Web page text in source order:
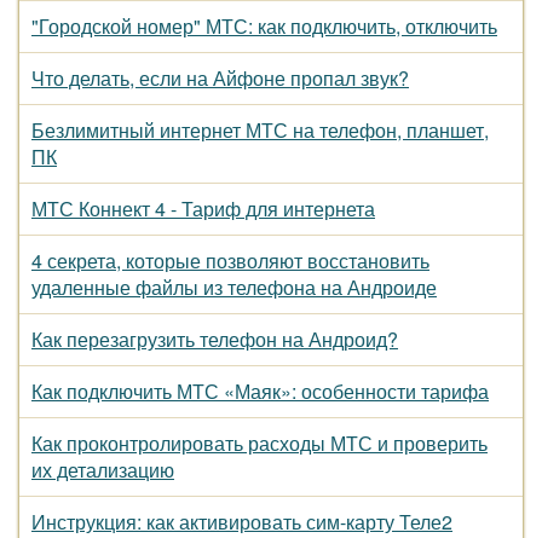
"Городской номер" МТС: как подключить, отключить
Что делать, если на Айфоне пропал звук?
Безлимитный интернет МТС на телефон, планшет,
ПК
МТС Коннект 4 - Тариф для интернета
4 секрета, которые позволяют восстановить
удаленные файлы из телефона на Андроиде
Как перезагрузить телефон на Андроид?
Как подключить МТС «Маяк»: особенности тарифа
Как проконтролировать расходы МТС и проверить
их детализацию
Инструкция: как активировать сим-карту Теле2